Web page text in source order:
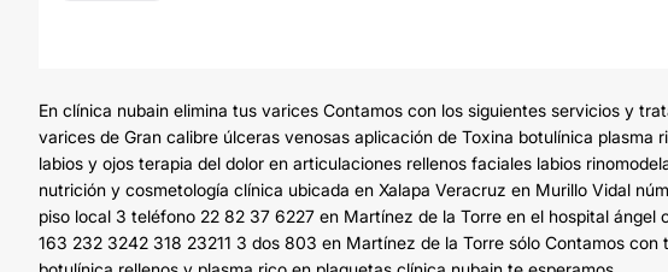
En clínica nubain elimina tus varices Contamos con los siguientes servicios y
varices de Gran calibre úlceras venosas aplicación de Toxina botulínica plasma
labios y ojos terapia del dolor en articulaciones rellenos faciales labios
nutrición y cosmetología clínica ubicada en Xalapa Veracruz en Murillo Vidal
piso local 3 teléfono 22 82 37 6227 en Martínez de la Torre en el hospital
163 232 3242 318 23211 3 dos 803 en Martínez de la Torre sólo Contamos